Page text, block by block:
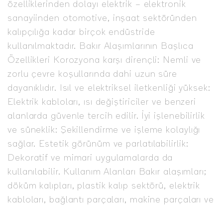
özelliklerinden dolayı elektrik – elektronik
sanayiinden otomotive, inşaat sektöründen
kalıpçılığa kadar birçok endüstride
kullanılmaktadır. Bakır Alaşımlarının Başlıca
Özellikleri Korozyona karşı dirençli: Nemli ve
zorlu çevre koşullarında dahi uzun süre
dayanıklıdır. Isıl ve elektriksel iletkenliği yüksek:
Elektrik kabloları, ısı değiştiriciler ve benzeri
alanlarda güvenle tercih edilir. İyi işlenebilirlik
ve süneklik: Şekillendirme ve işleme kolaylığı
sağlar. Estetik görünüm ve parlatılabilirlik:
Dekoratif ve mimari uygulamalarda da
kullanılabilir. Kullanım Alanları Bakır alaşımları;
döküm kalıpları, plastik kalıp sektörü, elektrik
kabloları, bağlantı parçaları, makine parçaları ve